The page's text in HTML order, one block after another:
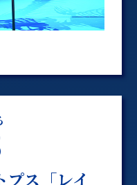
ス「レイ